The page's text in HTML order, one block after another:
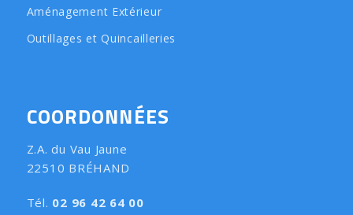
Aménagement Extérieur
Outillages et Quincailleries
COORDONNÉES
Z.A. du Vau Jaune
22510 BRÉHAND
Tél. 02 96 42 64 00